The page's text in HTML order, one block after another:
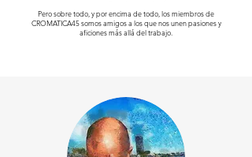
Pero sobre todo, y por encima de todo, los miembros de
CROMATICA45 somos amigos a los que nos unen pasiones y
aficiones más allá del trabajo.